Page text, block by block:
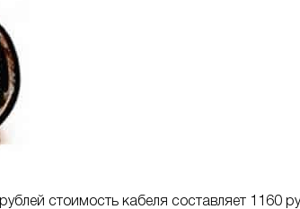
стоимость кабеля составляет 1160